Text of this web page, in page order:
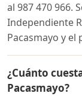
al 987 470 966.
Independiente
Pacasmayo y
¿Cuánto
Pacasmayo?